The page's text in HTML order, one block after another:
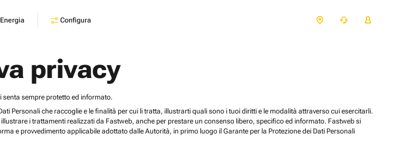
Energia Configura
privacy
senta sempre protetto ed informato.
Personali che raccoglie e le finalità per cui li tratta, illustrarti quali sono i tuoi diritti e le modalità attraverso cui esercitarli.
i trattamenti realizzati da Fastweb, anche per prestare un consenso libero, specifico ed informato. Fastweb si
e provvedimento applicabile adottato dalle Autorità, in primo luogo il Garante per la Protezione dei Dati Personali